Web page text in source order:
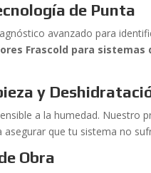
de Punta
avanzado para
Frascold para sistemas
y
a la humedad. Nuestro
asegurar que tu sistema no
Obra